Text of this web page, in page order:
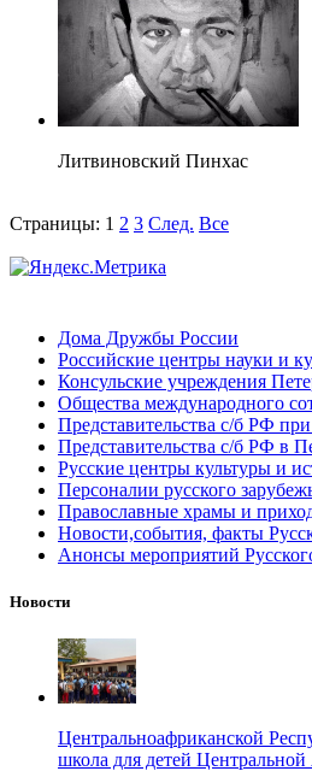
Литвиновский Пинхас
Страницы: 1 2 3 След. Все
Дома Дружбы России
Российские центры науки и
Консульские учреждения
Общества международного
Представительства с/б РФ
Представительства с/б РФ в
Русские центры культуры и
Персоналии русского
Православные храмы и
Новости,события, факты
Анонсы мероприятий
Новости
Центральноафриканской
школа для детей